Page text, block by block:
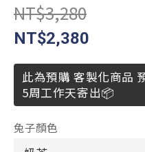
NT$3,280
NT$2,380
此為預購 客製化商品
5周工作天寄出📦
兔子顏色